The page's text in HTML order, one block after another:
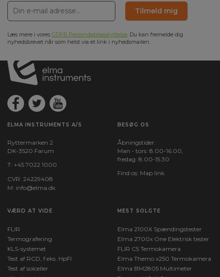
Tilmeld mig
Læs mere i vores GDPR Persondatabeskyttelse. Du kan fremelde dig
nyhedsbrevet når som helst via et link i nyhedsmailen.
ELMA INSTRUMENTS A/S
Ryttermarken 2
DK-3520 Farum
T: +45 7022 1000
CVR: 24229408
M: info@elma.dk
BESØG OS
Åbningstider:
Man - tors: 8.00-16.00,
fredag: 8.00-15.30
Find os: Map link
VÆRD AT VIDE
FLIR
Termografering
KLS-systemet
Test af RCD, f.eks. HpFI
Test af solceller
MEST SOLGTE
Elma 2100X Spændingstester
Elma 2700x One Elektrisk tester
FLIR C5 Termokamera
Elma Themo x250 Termokamera
Elma BM2805 Multimeter